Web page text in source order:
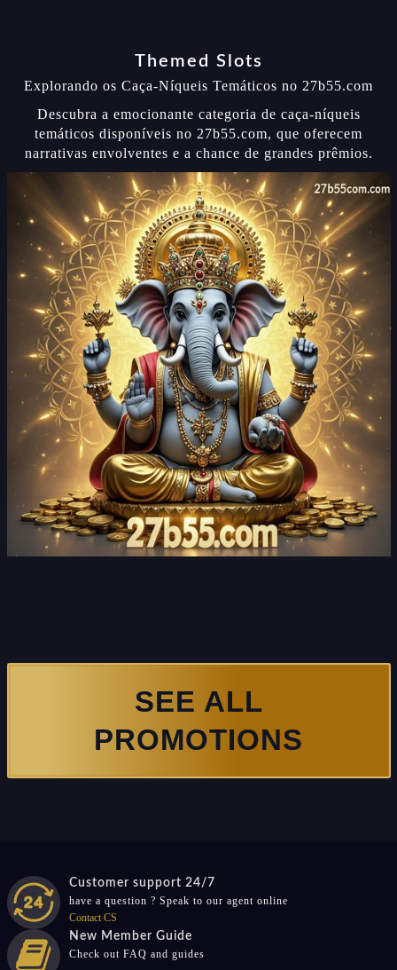
Themed Slots
Explorando os Caça-Níqueis Temáticos no 27b55.com
Descubra a emocionante categoria de caça-níqueis
temáticos disponíveis no 27b55.com, que oferecem
narrativas envolventes e a chance de grandes prêmios.
SEE ALL
PROMOTIONS
Customer support 24/7
have a question ? Speak to our agent online
Contact CS
New Member Guide
Check out FAQ and guides